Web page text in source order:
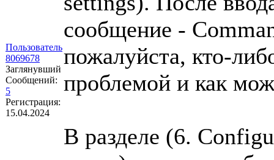
Пользователь
8069678
Заглянувший
Сообщений:
5
Регистрация:
15.04.2024
сообщение -
пожалуйста, кто-
проблемой и как
В разделе (6.